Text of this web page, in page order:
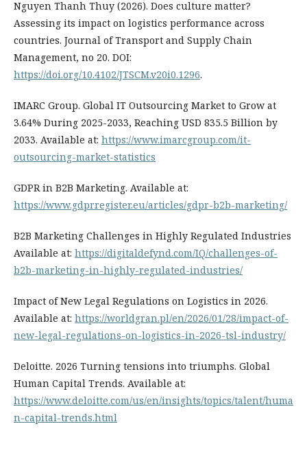
Nguyen Thanh Thuy (2026). Does culture matter?
Assessing its impact on logistics performance across
countries. Journal of Transport and Supply Chain
Management, no 20. DOI:
https://doi.org/10.4102/JTSCM.v20i0.1296.
IMARC Group. Global IT Outsourcing Market to Grow at
3.64% During 2025-2033, Reaching USD 835.5 Billion by
2033. Available at: https://www.imarcgroup.com/it-
outsourcing-market-statistics
GDPR in B2B Marketing. Available at:
https://www.gdprregister.eu/articles/gdpr-b2b-marketing/
B2B Marketing Challenges in Highly Regulated Industries
Available at: https://digitaldefynd.com/IQ/challenges-of-
b2b-marketing-in-highly-regulated-industries/
Impact of New Legal Regulations on Logistics in 2026.
Available at: https://worldgran.pl/en/2026/01/28/impact-of-
new-legal-regulations-on-logistics-in-2026-tsl-industry/
Deloitte. 2026 Turning tensions into triumphs. Global
Human Capital Trends. Available at:
https://www.deloitte.com/us/en/insights/topics/talent/huma
n-capital-trends.html